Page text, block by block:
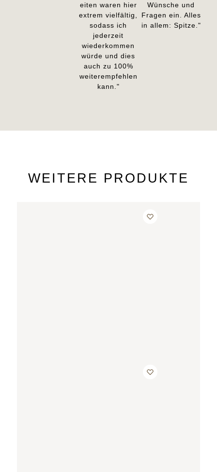
eiten waren hier
extrem vielfältig,
sodass ich
jederzeit
wiederkommen
würde und dies
auch zu 100%
weiterempfehlen
kann."
Wünsche und
Fragen ein. Alles
in allem: Spitze."
WEITERE PRODUKTE